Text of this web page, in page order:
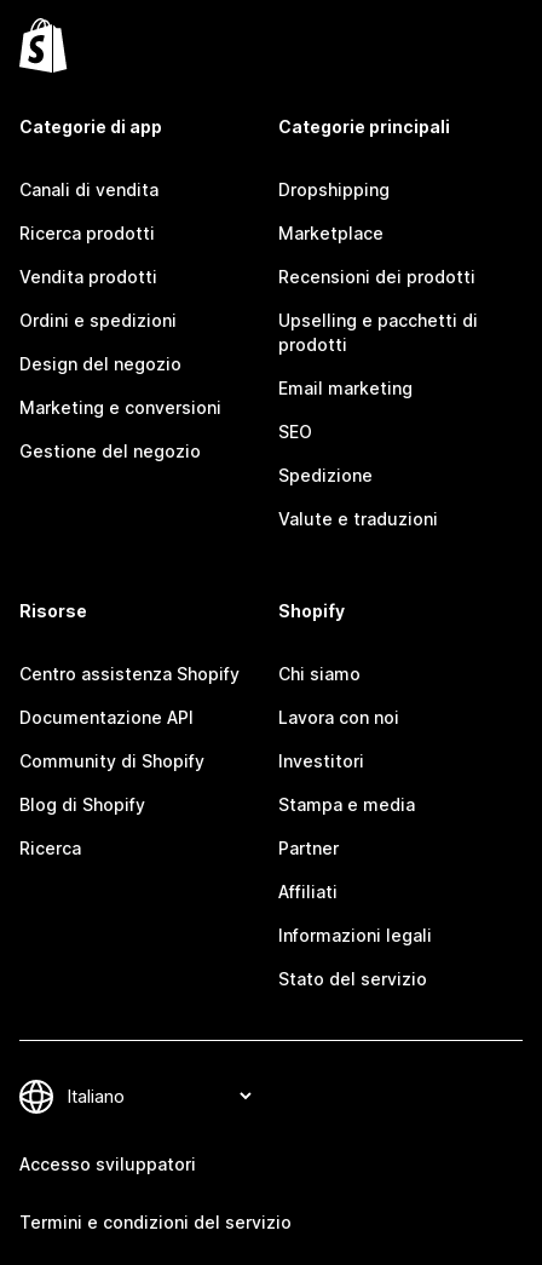
Categorie di app
Canali di vendita
Ricerca prodotti
Vendita prodotti
Ordini e spedizioni
Design del negozio
Marketing e conversioni
Gestione del negozio
Categorie principali
Dropshipping
Marketplace
Recensioni dei prodotti
Upselling e pacchetti di
prodotti
Email marketing
SEO
Spedizione
Valute e traduzioni
Risorse
Centro assistenza Shopify
Documentazione API
Community di Shopify
Blog di Shopify
Ricerca
Shopify
Chi siamo
Lavora con noi
Investitori
Stampa e media
Partner
Affiliati
Informazioni legali
Stato del servizio
Accesso sviluppatori
Termini e condizioni del servizio